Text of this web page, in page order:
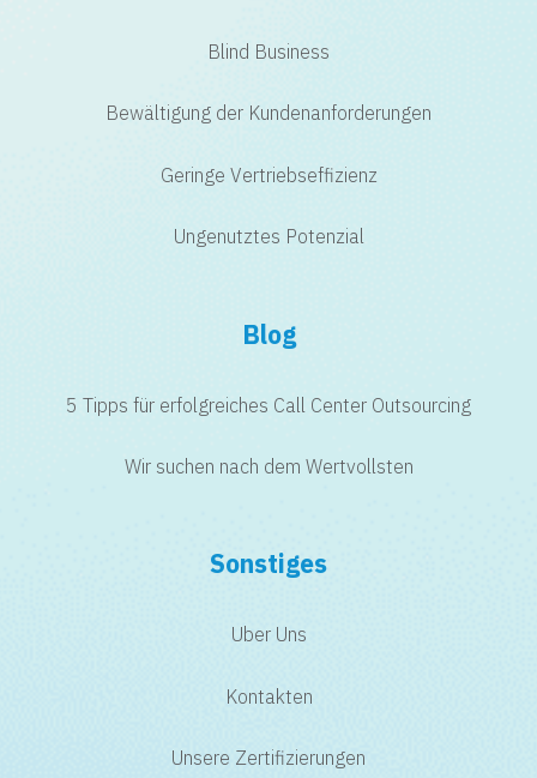
Blind Business
Bewältigung der Kundenanforderungen
Geringe Vertriebseffizienz
Ungenutztes Potenzial
Blog
5 Tipps für erfolgreiches Call Center Outsourcing
Wir suchen nach dem Wertvollsten
Sonstiges
Uber Uns
Kontakten
Unsere Zertifizierungen